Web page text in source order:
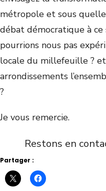
métropole et sous
débat démocratique à
pourrions nous pas
locale du millefeuille ?
arrondissements
?
Je vous remercie.
Restons en
Partager :